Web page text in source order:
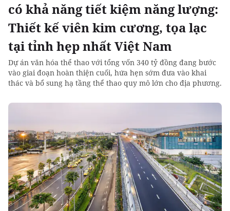
có khả năng tiết kiệm năng lượng:
Thiết kế viên kim cương, tọa lạc
tại tỉnh hẹp nhất Việt Nam
Dự án văn hóa thể thao với tổng vốn 340 tỷ đồng đang bước
vào giai đoạn hoàn thiện cuối, hứa hẹn sớm đưa vào khai
thác và bổ sung hạ tầng thể thao quy mô lớn cho địa phương.